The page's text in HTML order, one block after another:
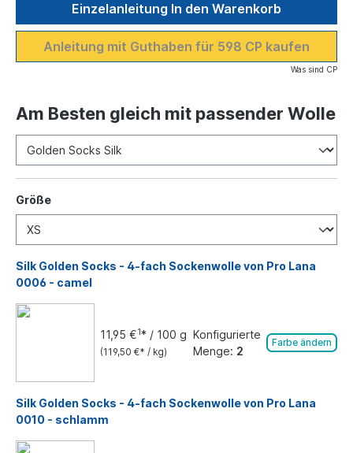
Einzelanleitung In den Warenkorb
Anleitung mit Guthaben für 598 CP kaufen
Was sind CP
Am Besten gleich mit passender Wolle
Größe
Silk Golden Socks - 4-fach Sockenwolle von Pro Lana
0006 - camel
11,95 €1* / 100 g
(119,50 €* / kg)
Konfigurierte
Menge: 2
Farbe ändern
Silk Golden Socks - 4-fach Sockenwolle von Pro Lana
0010 - schlamm